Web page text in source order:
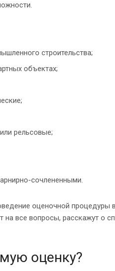
строительства;
объектах;
рельсовые;
сочлененными.
оценочной процедуры
на все вопросы, расскажут о
оценку?